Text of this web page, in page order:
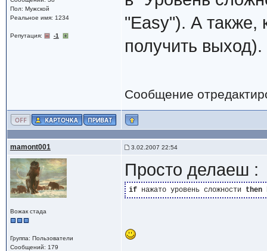
Пол: Мужской
Реальное имя: 1234
Репутация: -1
"Easy"). А также,
получить выход).
Сообщение
mamont001 3.02.2007 22:54
Вожак стада
Группа: Пользователи
Сообщений: 179
Просто делаеш :
if нажато уровень сложности then